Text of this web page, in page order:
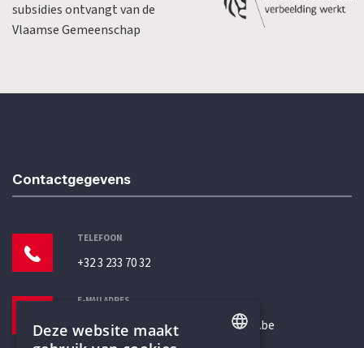
subsidies ontvangt van de
Vlaamse Gemeenschap
Contactgegevens
TELEFOON
+32 3 233 70 32
E-MAILADRES
secretariaat@humanistischverbond.be
Deze website maakt